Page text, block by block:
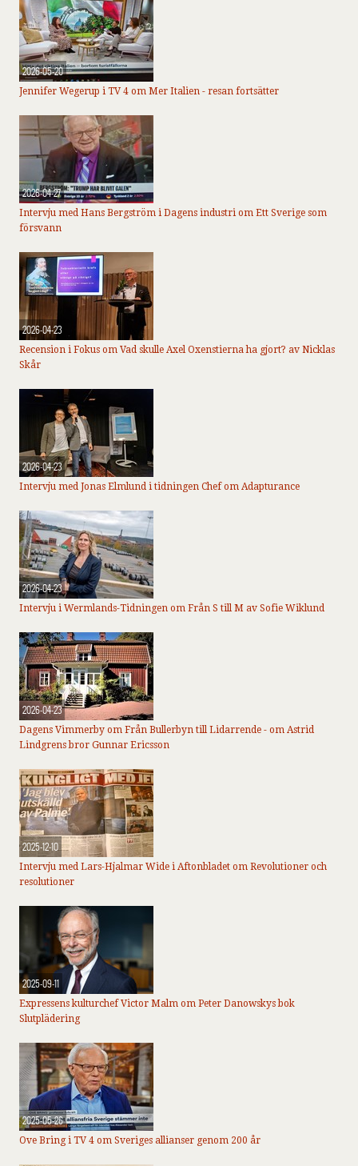
2026-05-20
Jennifer Wegerup i TV 4 om Mer Italien - resan fortsätter
2026-04-27
Intervju med Hans Bergström i Dagens industri om Ett Sverige som
försvann
2026-04-23
Recension i Fokus om Vad skulle Axel Oxenstierna ha gjort? av Nicklas
Skår
2026-04-23
Intervju med Jonas Elmlund i tidningen Chef om Adapturance
2026-04-23
Intervju i Wermlands-Tidningen om Från S till M av Sofie Wiklund
2026-04-23
Dagens Vimmerby om Från Bullerbyn till Lidarrende - om Astrid
Lindgrens bror Gunnar Ericsson
2025-12-10
Intervju med Lars-Hjalmar Wide i Aftonbladet om Revolutioner och
resolutioner
2025-09-11
Expressens kulturchef Victor Malm om Peter Danowskys bok
Slutplädering
2025-05-26
Ove Bring i TV 4 om Sveriges allianser genom 200 år